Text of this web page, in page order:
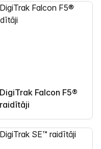
DigiTrak Falcon F5®
raidītāji